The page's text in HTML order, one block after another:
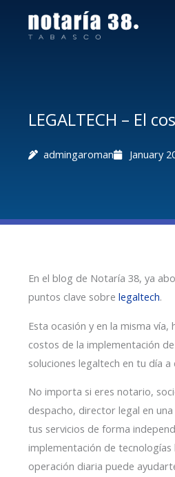
LEGALTECH – El
admingaroman January
En el blog de Notaría 38, ya
puntos clave sobre legaltech.
Esta ocasión y en la misma
costos de la implementación
soluciones legaltech en tu día a
No importa si eres notario,
despacho, director legal en
tus servicios de forma
implementación de tecnologías
operación diaria puede